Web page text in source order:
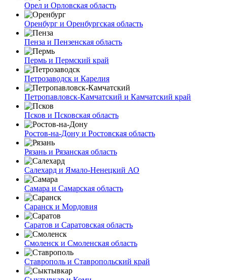
Орел и Орловская область
Оренбург и Оренбургская область
Пенза и Пензенская область
Пермь и Пермский край
Петрозаводск и Карелия
Петропавловск-Камчатский и Камчатский край
Псков и Псковская область
Ростов-на-Дону и Ростовская область
Рязань и Рязанская область
Салехард и Ямало-Ненецкий АО
Самара и Самарская область
Саранск и Мордовия
Саратов и Саратовская область
Смоленск и Смоленская область
Ставрополь и Ставропольский край